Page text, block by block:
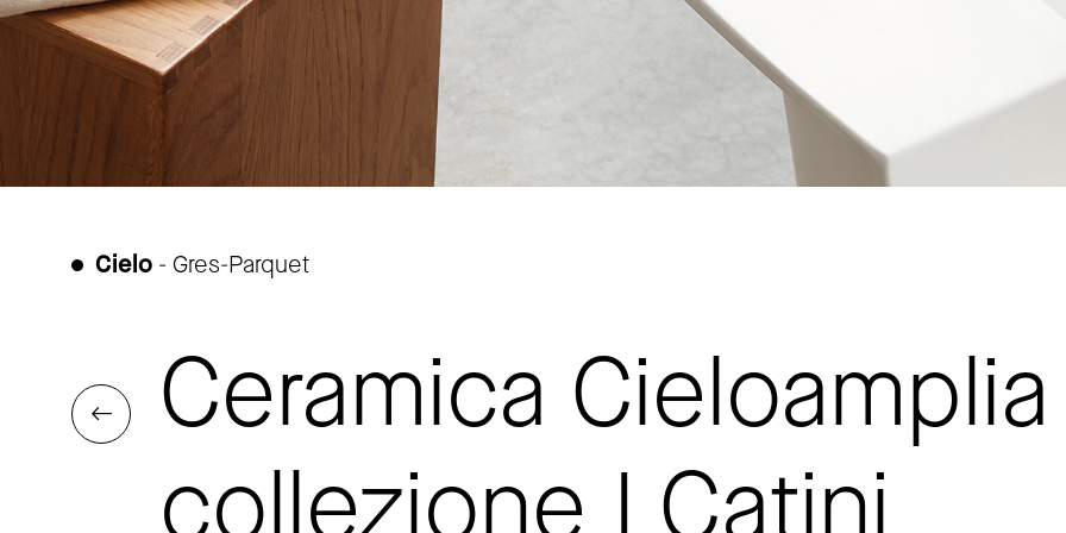
Cielo - Gres-Parquet
Ceramica
collezione I Catini